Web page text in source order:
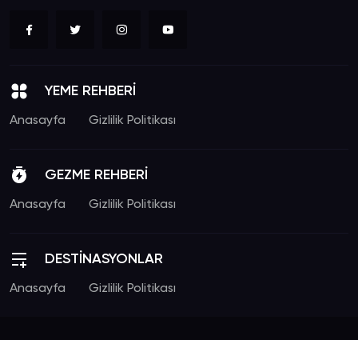
YEME REHBERİ
Anasayfa Gizlilik Politikası
GEZME REHBERİ
Anasayfa Gizlilik Politikası
DESTİNASYONLAR
Anasayfa Gizlilik Politikası